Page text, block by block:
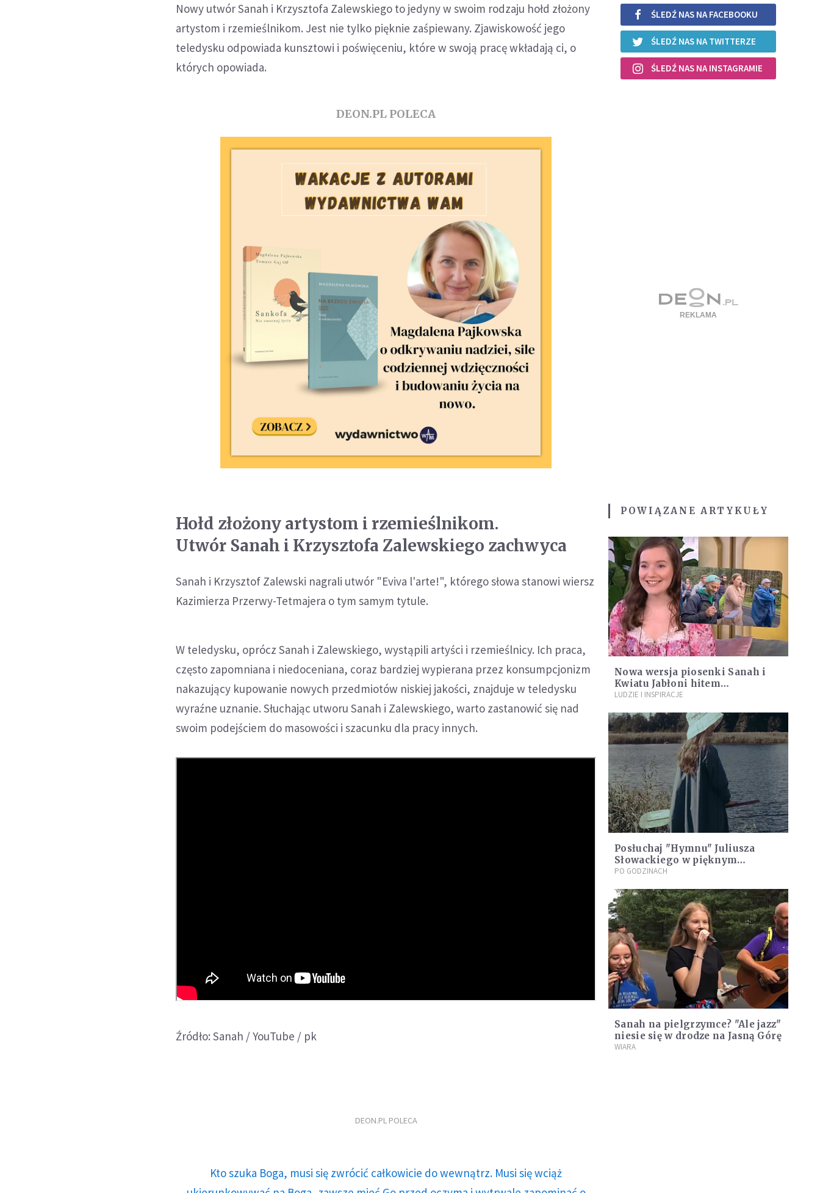
Nowy utwór Sanah i Krzysztofa Zalewskiego to jedyny w swoim rodzaju hołd złożony
artystom i rzemieślnikom. Jest nie tylko pięknie zaśpiewany. Zjawiskowość jego
teledysku odpowiada kunsztowi i poświęceniu, które w swoją pracę wkładają ci, o
których opowiada.
DEON.PL POLECA
Hołd złożony artystom i rzemieślnikom.
Utwór Sanah i Krzysztofa Zalewskiego zachwyca
Sanah i Krzysztof Zalewski nagrali utwór "Eviva l'arte!", którego słowa stanowi wiersz
Kazimierza Przerwy-Tetmajera o tym samym tytule.
W teledysku, oprócz Sanah i Zalewskiego, wystąpili artyści i rzemieślnicy. Ich praca,
często zapomniana i niedoceniana, coraz bardziej wypierana przez konsumpcjonizm
nakazujący kupowanie nowych przedmiotów niskiej jakości, znajduje w teledysku
wyraźne uznanie. Słuchając utworu Sanah i Zalewskiego, warto zastanowić się nad
swoim podejściem do masowości i szacunku dla pracy innych.
Źródło: Sanah / YouTube / pk
DEON.PL POLECA
Kto szuka Boga, musi się zwrócić całkowicie do wewnątrz. Musi się wciąż
ŚLEDŹ NAS NA FACEBOOKU
ŚLEDŹ NAS NA TWITTERZE
ŚLEDŹ NAS NA INSTAGRAMIE
POWIĄZANE ARTYKUŁY
Nowa wersja piosenki Sanah i
Kwiatu Jabłoni hitem
tegorocznej pielgrzymki.
LUDZIE I INSPIRACJE
Posłuchaj "Hymnu" Juliusza
Słowackiego w pięknym
wykonaniu Sanah
PO GODZINACH
Sanah na pielgrzymce? "Ale jazz"
niesie się w drodze na Jasną Górę
WIARA